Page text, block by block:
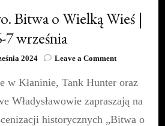
Bitwa o Wielką Wieś |
7 września
2024 Leave a Commenton
Bitwa
Wielką
Wieś
w Kłaninie, Tank Hunter oraz
Władysławowie zapraszają na
historycznych „Bitwa o